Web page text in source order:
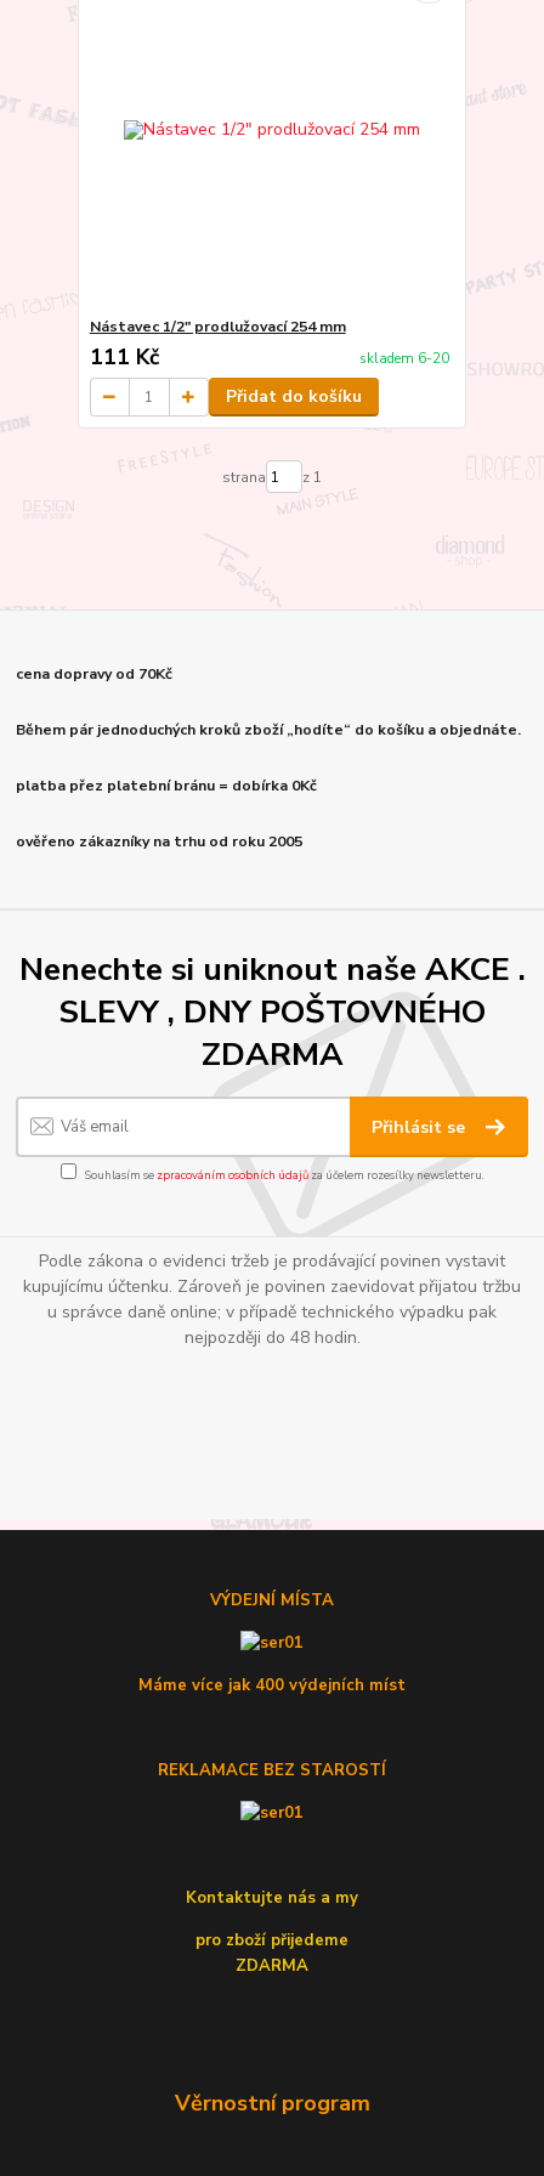
Nástavec 1/2" prodlužovací 254 mm
111 Kč skladem 6-20
Přidat do košíku
strana z 1
cena dopravy od 70Kč
Během pár jednoduchých kroků zboží „hodíte“ do košíku a objednáte.
platba přez platební bránu = dobírka 0Kč
ověřeno zákazníky na trhu od roku 2005
Nenechte si uniknout naše AKCE .
SLEVY , DNY POŠTOVNÉHO
ZDARMA
Přihlásit se
Souhlasím se zpracováním osobních údajůza účelem rozesílky newsletteru.
Podle zákona o evidenci tržeb je prodávající povinen vystavit
kupujícímu účtenku. Zároveň je povinen zaevidovat přijatou tržbu
u správce daně online; v případě technického výpadku pak
nejpozději do 48 hodin.
VÝDEJNÍ MÍSTA
Máme více jak 400 výdejních míst
REKLAMACE BEZ STAROSTÍ
Kontaktujte nás a my
pro zboží přijedeme
ZDARMA
Věrnostní program